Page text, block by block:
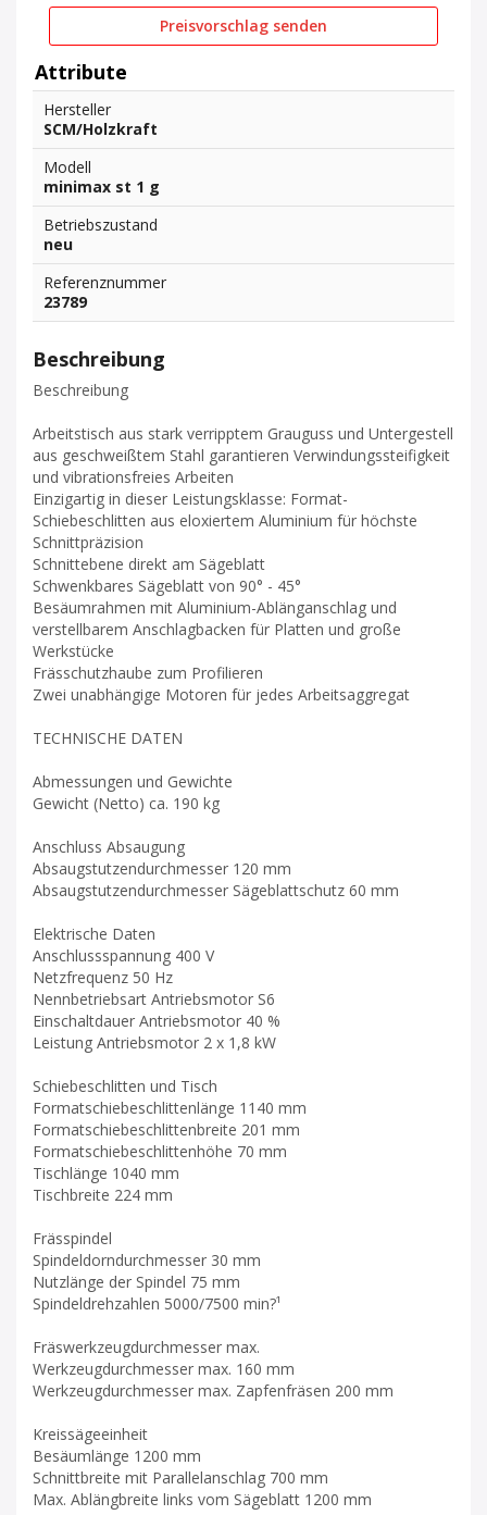
Preisvorschlag senden
Attribute
Hersteller
SCM/Holzkraft
Modell
minimax st 1 g
Betriebszustand
neu
Referenznummer
23789
Beschreibung
Beschreibung
Arbeitstisch aus stark verripptem Grauguss und Untergestell
aus geschweißtem Stahl garantieren Verwindungssteifigkeit
und vibrationsfreies Arbeiten
Einzigartig in dieser Leistungsklasse: Format-
Schiebeschlitten aus eloxiertem Aluminium für höchste
Schnittpräzision
Schnittebene direkt am Sägeblatt
Schwenkbares Sägeblatt von 90° - 45°
Besäumrahmen mit Aluminium-Ablänganschlag und
verstellbarem Anschlagbacken für Platten und große
Werkstücke
Frässchutzhaube zum Profilieren
Zwei unabhängige Motoren für jedes Arbeitsaggregat
TECHNISCHE DATEN
Abmessungen und Gewichte
Gewicht (Netto) ca. 190 kg
Anschluss Absaugung
Absaugstutzendurchmesser 120 mm
Absaugstutzendurchmesser Sägeblattschutz 60 mm
Elektrische Daten
Anschlussspannung 400 V
Netzfrequenz 50 Hz
Nennbetriebsart Antriebsmotor S6
Einschaltdauer Antriebsmotor 40 %
Leistung Antriebsmotor 2 x 1,8 kW
Schiebeschlitten und Tisch
Formatschiebeschlittenlänge 1140 mm
Formatschiebeschlittenbreite 201 mm
Formatschiebeschlittenhöhe 70 mm
Tischlänge 1040 mm
Tischbreite 224 mm
Frässpindel
Spindeldorndurchmesser 30 mm
Nutzlänge der Spindel 75 mm
Spindeldrehzahlen 5000/7500 min?¹
Fräswerkzeugdurchmesser max.
Werkzeugdurchmesser max. 160 mm
Werkzeugdurchmesser max. Zapfenfräsen 200 mm
Kreissägeeinheit
Besäumlänge 1200 mm
Schnittbreite mit Parallelanschlag 700 mm
Max. Ablängbreite links vom Sägeblatt 1200 mm